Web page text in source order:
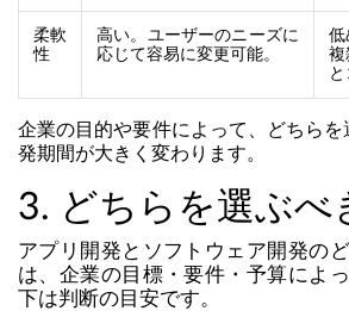
柔軟
性
高い。ユーザーのニーズに
応じて容易に変更可能。
低
複
企業の目的や要件によって、どちらを
発期間が大きく変わります。
3. どちらを選ぶべ
アプリ開発とソフトウェア開発の
は、企業の目標・要件・予算によ
下は判断の目安です。